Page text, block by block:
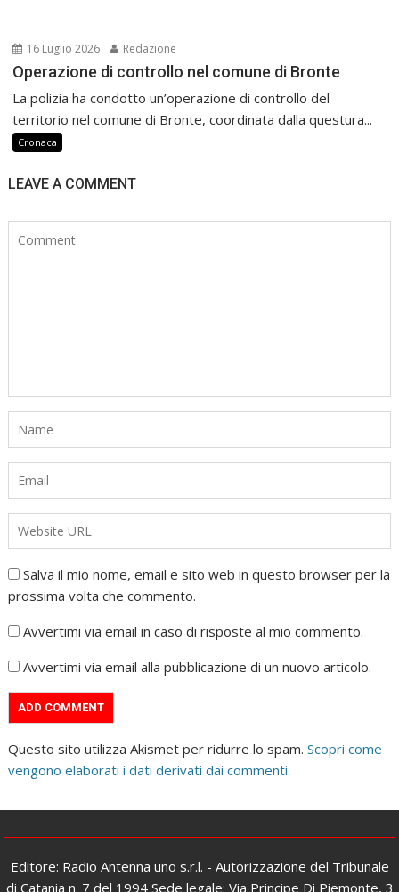
16 Luglio 2026 Redazione
Operazione di controllo nel comune di Bronte
La polizia ha condotto un’operazione di controllo del
territorio nel comune di Bronte, coordinata dalla questura...
Cronaca
LEAVE A COMMENT
Salva il mio nome, email e sito web in questo browser per la
prossima volta che commento.
Avvertimi via email in caso di risposte al mio commento.
Avvertimi via email alla pubblicazione di un nuovo articolo.
Questo sito utilizza Akismet per ridurre lo spam.Scopri come
vengono elaborati i dati derivati dai commenti.
Editore: Radio Antenna uno s.r.l. - Autorizzazione del Tribunale
di Catania n. 7 del 1994 Sede legale: Via Principe Di Piemonte, 3